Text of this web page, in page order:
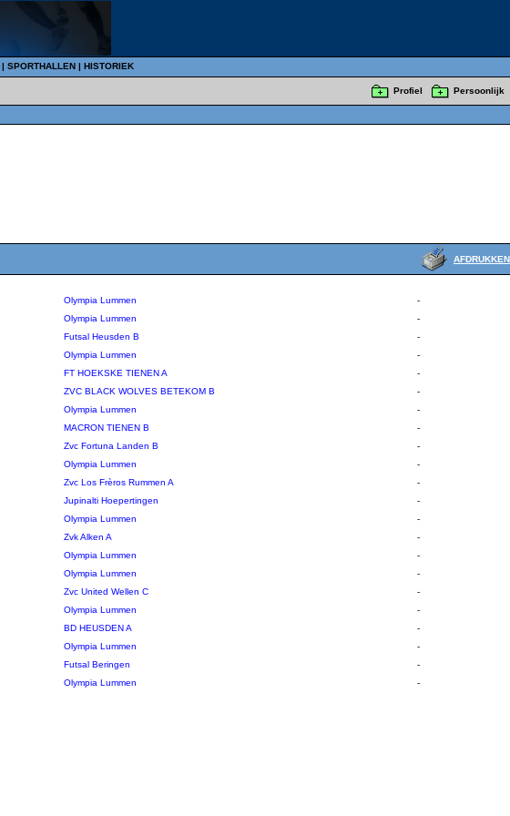
| SPORTHALLEN | HISTORIEK
Profiel Persoonlijk
AFDRUKKEN
Olympia Lummen
-
Olympia Lummen
-
Futsal Heusden B
-
Olympia Lummen
-
FT HOEKSKE TIENEN A
-
ZVC BLACK WOLVES BETEKOM B
-
Olympia Lummen
-
MACRON TIENEN B
-
Zvc Fortuna Landen B
-
Olympia Lummen
-
Zvc Los Frèros Rummen A
-
Jupinalti Hoepertingen
-
Olympia Lummen
-
Zvk Alken A
-
Olympia Lummen
-
Olympia Lummen
-
Zvc United Wellen C
-
Olympia Lummen
-
BD HEUSDEN A
-
Olympia Lummen
-
Futsal Beringen
-
Olympia Lummen -